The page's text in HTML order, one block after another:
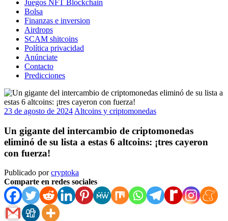
Juegos NFT Blockchain
Bolsa
Finanzas e inversion
Airdrops
SCAM shitcoins
Política privacidad
Anúnciate
Contacto
Predicciones
23 de agosto de 2024 Altcoins y criptomonedas
Un gigante del intercambio de criptomonedas
eliminó de su lista a estas 6 altcoins: ¡tres cayeron
con fuerza!
Publicado porcryptoka
Comparte en redes sociales